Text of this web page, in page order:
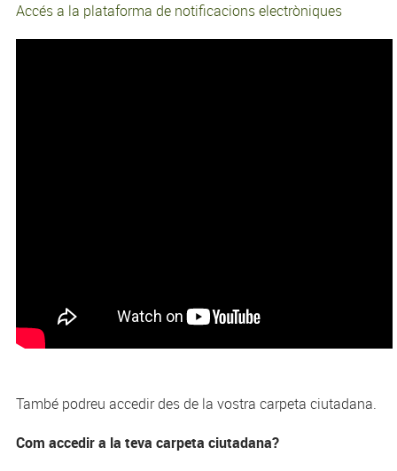
Accés a la plataforma de notificacions electròniques
També podreu accedir des de la vostra carpeta ciutadana.
Com accedir a la teva carpeta ciutadana?